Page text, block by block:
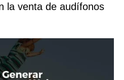
la venta de audífonos